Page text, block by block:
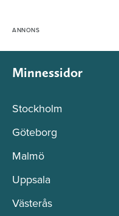
Minnessidor
Stockholm
Göteborg
Malmö
Uppsala
Västerås